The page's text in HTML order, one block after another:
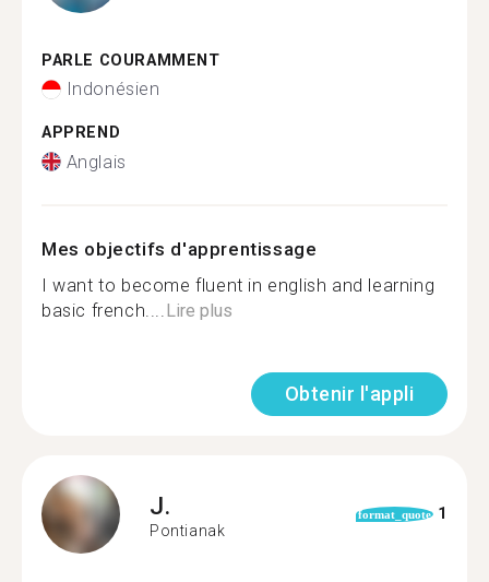
PARLE COURAMMENT
Indonésien
APPREND
Anglais
Mes objectifs d'apprentissage
I want to become fluent in english and learning
basic french.... Lire plus
Obtenir l'appli
J.
Pontianak
format_quote 1